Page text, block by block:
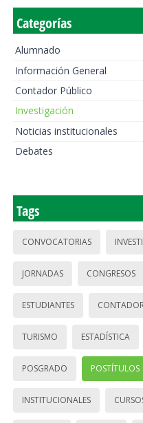
Categorías
Alumnado
Información General
Contador Público
Investigación
Noticias institucionales
Debates
Tags
CONVOCATORIAS
JORNADAS CONGRESOS
ESTUDIANTES
TURISMO ESTADÍSTICA
POSGRADO POSTÍTULOS
INSTITUCIONALES